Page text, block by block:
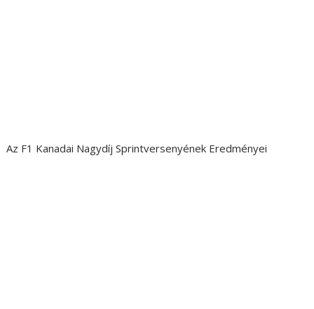
Az F1 Kanadai Nagydíj Sprintversenyének Eredményei